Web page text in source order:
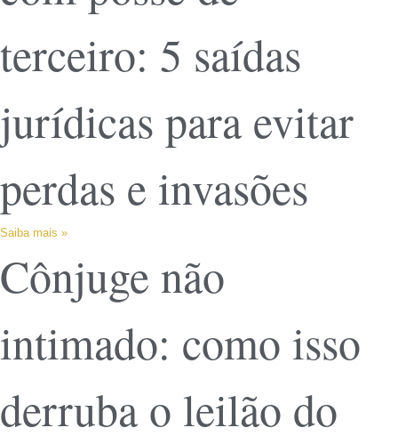
terceiro: 5 saídas
jurídicas para evitar
perdas e invasões
Saiba mais »
Cônjuge não
intimado: como isso
derruba o leilão do